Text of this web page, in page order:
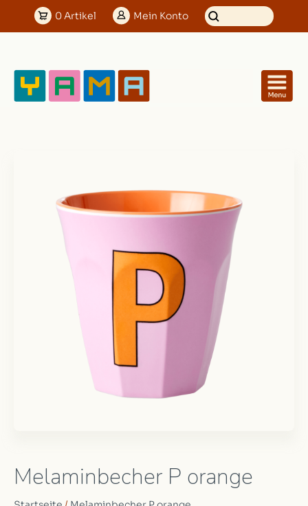
0Artikel Mein Konto
Melaminbecher P orange